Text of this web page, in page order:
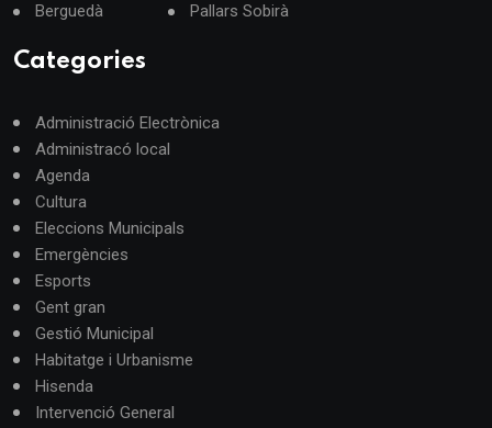
Berguedà
Pallars Sobirà
Categories
Administració Electrònica
Administracó local
Agenda
Cultura
Eleccions Municipals
Emergències
Esports
Gent gran
Gestió Municipal
Habitatge i Urbanisme
Hisenda
Intervenció General